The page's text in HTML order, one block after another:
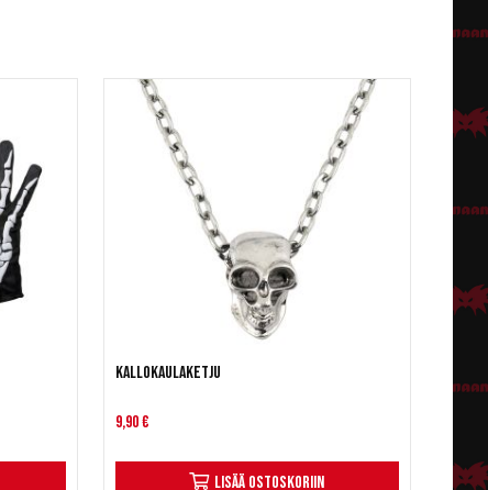
Kallokaulaketju
9,90 €
Lisää ostoskoriin